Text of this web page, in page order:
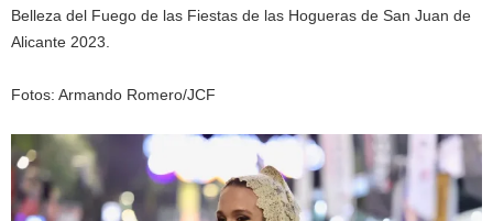
Belleza del Fuego de las Fiestas de las Hogueras de San Juan de
Alicante 2023.
Fotos: Armando Romero/JCF